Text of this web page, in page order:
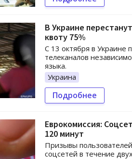
В Украине
квоту 75%
С 13 октября в Украине
телеканалов
языка.
Украина
Подробнее
Еврокомиссия:
120 минут
Призывы
соцсетей в течение